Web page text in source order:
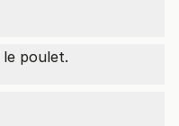
poulet.